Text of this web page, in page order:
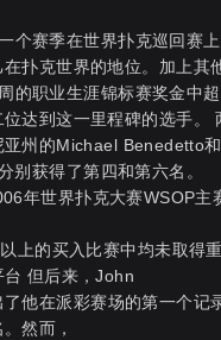
个赛季在世界扑克巡回赛上
扑克世界的地位。加上其
的职业生涯锦标赛奖金中
位达到这一里程碑的选手。
州的Michael Benedetto
获得了第四和第六名。
年世界扑克大赛WSOP主
上的买入比赛中均未取得重
台 但后来，John
他在派彩赛场的第一个记
然而，